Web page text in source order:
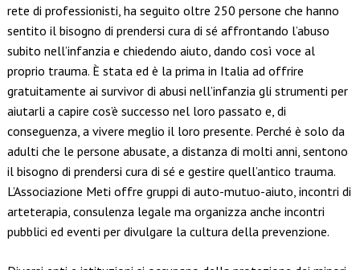
rete di professionisti, ha seguito oltre 250 persone che hanno
sentito il bisogno di prendersi cura di sé affrontando l’abuso
subito nell’infanzia e chiedendo aiuto, dando così voce al
proprio trauma. È stata ed è la prima in Italia ad offrire
gratuitamente ai survivor di abusi nell’infanzia gli strumenti per
aiutarli a capire cos’è successo nel loro passato e, di
conseguenza, a vivere meglio il loro presente. Perché è solo da
adulti che le persone abusate, a distanza di molti anni, sentono
il bisogno di prendersi cura di sé e gestire quell’antico trauma.
L’Associazione Meti offre gruppi di auto-mutuo-aiuto, incontri di
arteterapia, consulenza legale ma organizza anche incontri
pubblici ed eventi per divulgare la cultura della prevenzione.